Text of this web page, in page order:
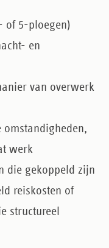
of 5-ploegen)
en
van overwerk
omstandigheden,
werk
die gekoppeld zijn
reiskosten of
structureel